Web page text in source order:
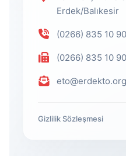
Erdek/Balıkesir
(0266) 835 10 90
(0266) 835 10 90
Gizlilik Sözleşmesi